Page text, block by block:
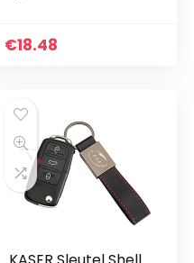
speler/digitale
€18.48